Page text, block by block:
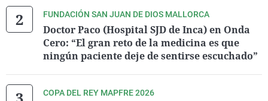
FUNDACIÓN SAN JUAN DE DIOS MALLORCA
Doctor Paco (Hospital SJD de Inca) en Onda
Cero: “El gran reto de la medicina es que
ningún paciente deje de sentirse escuchado”
COPA DEL REY MAPFRE 2026